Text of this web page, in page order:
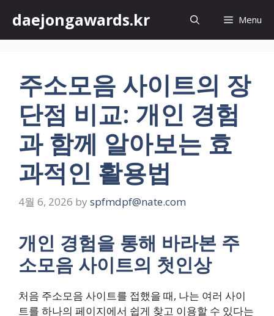
content
daejongawards.kr Menu
주소모음 사이트의 장
단점 비교: 개인 경험
과 함께 알아보는 효
과적인 활용법
4월 6, 2026 by spfmdpf@nate.com
개인 경험을 통해 바라본 주
소모음 사이트의 첫인상
처음 주소모음 사이트를 접했을 때, 나는 여러 사이
트를 하나의 페이지에서 쉽게 찾고 이용할 수 있다는